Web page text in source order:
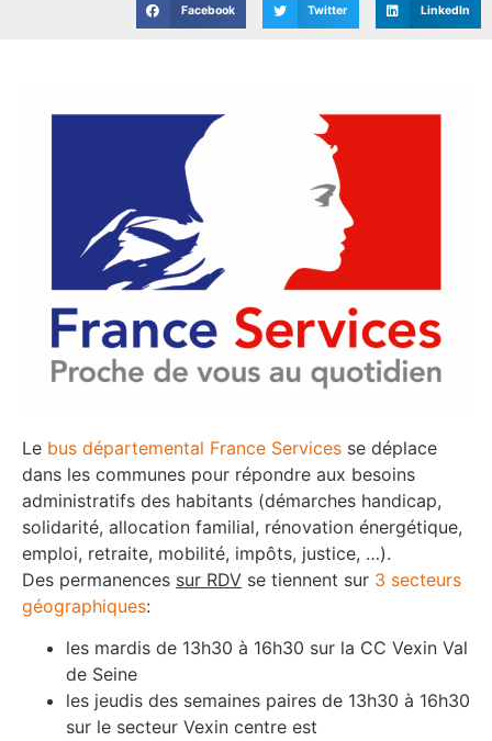
Facebook Twitter LinkedIn
Le bus départemental France Services se déplace
dans les communes pour répondre aux besoins
administratifs des habitants (démarches handicap,
solidarité, allocation familial, rénovation énergétique,
emploi, retraite, mobilité, impôts, justice, …).
Des permanences sur RDV se tiennent sur 3 secteurs
géographiques:
les mardis de 13h30 à 16h30 sur la CC Vexin Val
de Seine
les jeudis des semaines paires de 13h30 à 16h30
sur le secteur Vexin centre est